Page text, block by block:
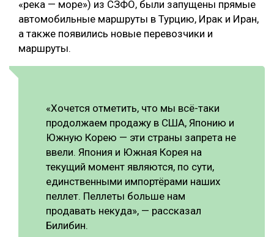
«река — море») из СЗФО, были запущены прямые
автомобильные маршруты в Турцию, Ирак и Иран,
а также появились новые перевозчики и
маршруты.
«Хочется отметить, что мы всё-таки
продолжаем продажу в США, Японию и
Южную Корею — эти страны запрета не
ввели. Япония и Южная Корея на
текущий момент являются, по сути,
единственными импортёрами наших
пеллет. Пеллеты больше нам
продавать некуда», — рассказал
Билибин.